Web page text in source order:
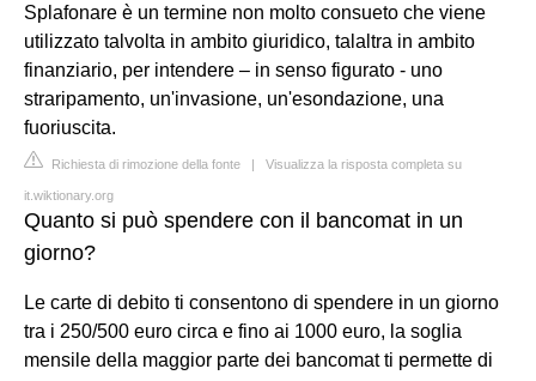
Splafonare è un termine non molto consueto che viene
utilizzato talvolta in ambito giuridico, talaltra in ambito
finanziario, per intendere – in senso figurato - uno
straripamento, un'invasione, un'esondazione, una
fuoriuscita.
Richiesta di rimozione della fonte | Visualizza la risposta completa su
it.wiktionary.org
Quanto si può spendere con il bancomat in un
giorno?
Le carte di debito ti consentono di spendere in un giorno
tra i 250/500 euro circa e fino ai 1000 euro, la soglia
mensile della maggior parte dei bancomat ti permette di